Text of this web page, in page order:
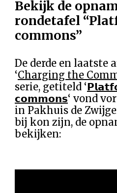
Bekijk de
rondetafel
commons”
De derde en laatste
‘Charging the
serie, getiteld ‘
𝗰𝗼𝗺𝗺𝗼𝗻𝘀‘ vond
in Pakhuis de
bij kon zijn, de
bekijken: